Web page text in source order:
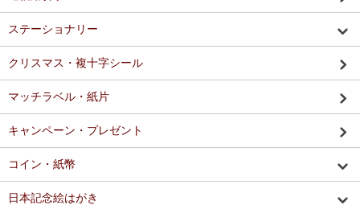
ステーショナリー
クリスマス・複十字シール
マッチラベル・紙片
キャンペーン・プレゼント
コイン・紙幣
日本記念絵はがき